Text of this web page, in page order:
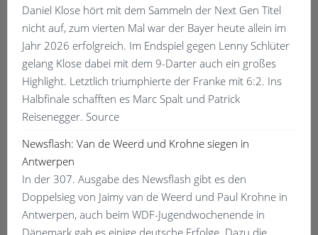
Daniel Klose hört mit dem Sammeln der Next Gen Titel
nicht auf, zum vierten Mal war der Bayer heute allein im
Jahr 2026 erfolgreich. Im Endspiel gegen Lenny Schlüter
gelang Klose dabei mit dem 9-Darter auch ein großes
Highlight. Letztlich triumphierte der Franke mit 6:2. Ins
Halbfinale schafften es Marc Spalt und Patrick
Reisenegger. Source
Newsflash: Van de Weerd und Krohne siegen in
Antwerpen
In der 307. Ausgabe des Newsflash gibt es den
Doppelsieg von Jaimy van de Weerd und Paul Krohne in
Antwerpen, auch beim WDF-Jugendwochenende in
Dänemark gab es einige deutsche Erfolge. Dazu die